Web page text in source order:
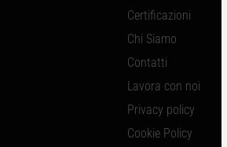
Certificazioni
Chi Siamo
Contatti
Lavora con noi
Privacy policy
Cookie Policy